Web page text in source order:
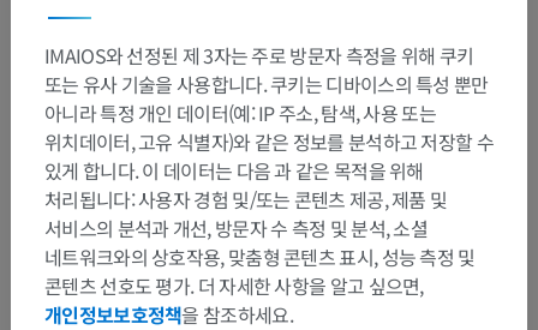
IMAIOS와 선정된 제 3자는 주로 방문자 측정을 위해 쿠키
또는 유사 기술을 사용합니다. 쿠키는 디바이스의 특성 뿐만
아니라 특정 개인 데이터(예: IP 주소, 탐색, 사용 또는
위치데이터, 고유 식별자)와 같은 정보를 분석하고 저장할 수
있게 합니다. 이 데이터는 다음 과 같은 목적을 위해
처리됩니다: 사용자 경험 및/또는 콘텐츠 제공, 제품 및
서비스의 분석과 개선, 방문자 수 측정 및 분석, 소셜
네트워크와의 상호작용, 맞춤형 콘텐츠 표시, 성능 측정 및
콘텐츠 선호도 평가. 더 자세한 사항을 알고 싶으면,
개인정보보호정책을 참조하세요.